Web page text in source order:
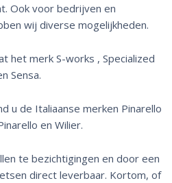
Ook voor bedrijven en
wij diverse mogelijkheden.
het merk S-works , Specialized
Sensa.
u de Italiaanse merken Pinarello
en Wilier.
te bezichtigingen en door een
direct leverbaar. Kortom, of